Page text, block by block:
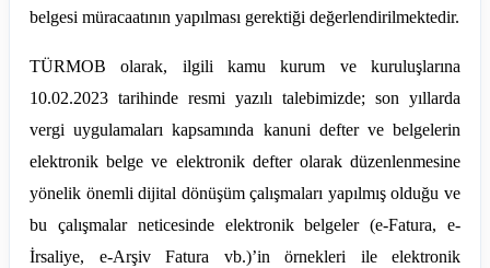
belgesi müracaatının yapılması gerektiği değerlendirilmektedir.
TÜRMOB olarak, ilgili kamu kurum ve kuruluşlarına
10.02.2023 tarihinde resmi yazılı talebimizde; son yıllarda
vergi uygulamaları kapsamında kanuni defter ve belgelerin
elektronik belge ve elektronik defter olarak düzenlenmesine
yönelik önemli dijital dönüşüm çalışmaları yapılmış olduğu ve
bu çalışmalar neticesinde elektronik belgeler (e-Fatura, e-
İrsaliye, e-Arşiv Fatura vb.)’in örnekleri ile elektronik